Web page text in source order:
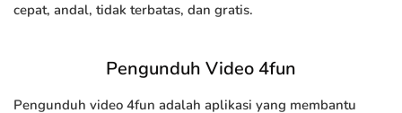
cepat, andal, tidak terbatas, dan gratis.
Pengunduh Video 4fun
Pengunduh video 4fun adalah aplikasi yang membantu